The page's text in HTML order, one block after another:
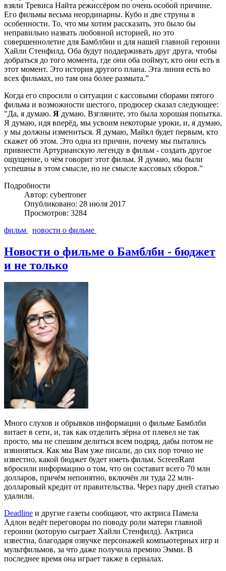
взяли Тревиса Найта режиссёром по очень особой причине.
Его фильмы весьма неординарны. Кубо и две струны в
особенности. То, что мы хотим рассказать, это было бы
неправильно назвать любовной историей, но это
совершеннолетие для Бамблбии и для нашей главной героини
Хайли Стенфилд. Оба будут поддерживать друг друга, чтобы
добраться до того момента, где они оба поймут, кто они есть в
этот момент. Это история другого плана. Эта линия есть во
всех фильмах, но там она более размыта.”
Когда его спросили о ситуации с кассовыми сборами пятого
фильма и возможности шестого, продюсер сказал следующее:
"Да, я думаю. Я думаю. Взгляните, это была хорошая попытка.
Я думаю, идя вперёд, мы усвоим некоторые уроки, и, я думаю,
у мы должны измениться. Я думаю, Майкл будет первым, кто
скажет об этом. Это одна из причин, почему мы пытались
привнести Артурианскую легенду в фильм - создать другое
ощущение, о чём говорит этот фильм. Я думаю, мы были
успешны в этом смысле, но не смысле кассовых сборов.”
Подробности
Автор: cybertroner
Опубликовано: 28 июля 2017
Просмотров: 3284
фильм
новости о фильме
Новости о фильме о Бамблби - бюджет
и не только
Много слухов и обрывков информации о фильме Бамблби
витает в сети, и, так как отделить зёрна от плевел не так
просто, мы не спешим делиться всем подряд, дабы потом не
извиняться. Как мы Вам уже писали, до сих пор точно не
известно, какой бюджет будет иметь фильм. ScreenRant
вбросили информацию о том, что он составит всего 70 млн
долларов, причём непонятно, включён ли туда 22 млн-
долларовый кредит от правительства. Через пару дней статью
удалили.
Deadline и другие газеты сообщают, что актриса Памела
Адлон ведёт переговоры по поводу роли матери главной
героини (которую сыграет Хайли Стенфилд). Актриса
известна, благодаря озвучке персонажей компьютерных игр и
мультфильмов, за что даже получила премию Эмми. В
последнее время она играет также в сериалах.